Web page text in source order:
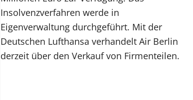
Insolvenzverfahren werde in
Eigenverwaltung durchgeführt. Mit der
Deutschen Lufthansa verhandelt Air Berlin
derzeit über den Verkauf von Firmenteilen.